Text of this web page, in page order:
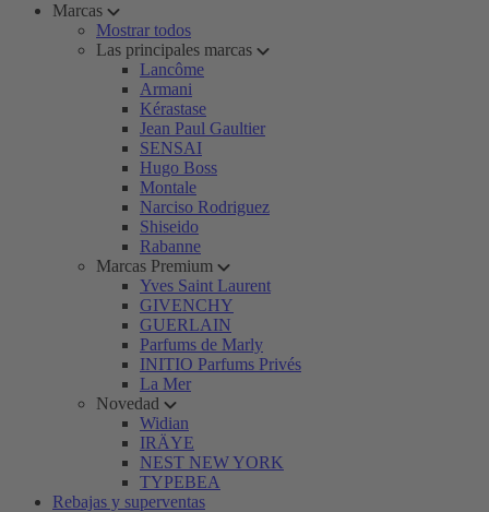
Marcas
Mostrar todos
Las principales marcas
Lancôme
Armani
Kérastase
Jean Paul Gaultier
SENSAI
Hugo Boss
Montale
Narciso Rodriguez
Shiseido
Rabanne
Marcas Premium
Yves Saint Laurent
GIVENCHY
GUERLAIN
Parfums de Marly
INITIO Parfums Privés
La Mer
Novedad
Widian
IRÄYE
NEST NEW YORK
TYPEBEA
Rebajas y superventas